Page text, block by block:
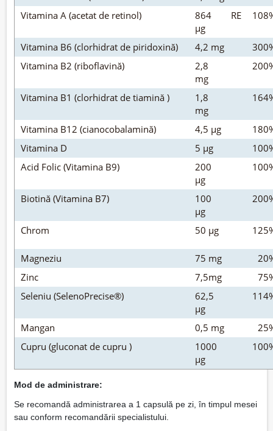
Vitamina A (acetat de retinol)
864
µg
RE
Vitamina B6 (clorhidrat de piridoxină) 4,2 mg
Vitamina B2 (riboflavină)
2,8
mg
Vitamina B1 (clorhidrat de tiamină )
1,8
mg
Vitamina B12 (cianocobalamină) 4,5 µg
Vitamina D
5 µg
Acid Folic (Vitamina B9)
200
µg
Biotină (Vitamina B7)
100
µg
Chrom 50 µg
Magneziu 75 mg
Zinc
7,5mg
Seleniu (SelenoPrecise®)
62,5
µg
Mangan 0,5 mg
Cupru (gluconat de cupru )
1000
µg
Mod de administrare:
Se recomandă administrarea a 1 capsulă pe zi, în timpul mesei
sau conform recomandării specialistului.